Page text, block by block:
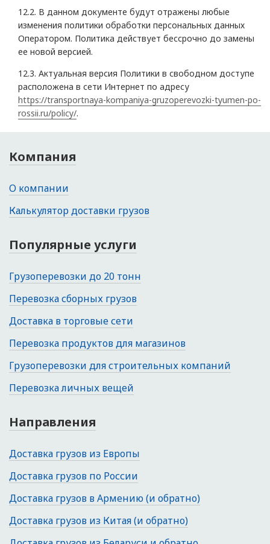
12.2. В данном документе будут отражены любые
изменения политики обработки персональных данных
Оператором. Политика действует бессрочно до замены
ее новой версией.
12.3. Актуальная версия Политики в свободном доступе
расположена в сети Интернет по адресу
https://transportnaya-kompaniya-gruzoperevozki-tyumen-po-
rossii.ru/policy/.
Компания
О компании
Калькулятор доставки грузов
Популярные услуги
Грузоперевозки до 20 тонн
Перевозка сборных грузов
Доставка в торговые сети
Перевозка продуктов для магазинов
Грузоперевозки для строительных компаний
Перевозка личных вещей
Направления
Доставка грузов из Европы
Доставка грузов по России
Доставка грузов в Армению (и обратно)
Доставка грузов из Китая (и обратно)